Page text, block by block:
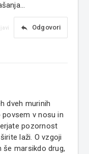
reply Odgovori
dveh murinih
povsem v nosu in
pozornost
laži. O vzgoji
marsikdo drug,